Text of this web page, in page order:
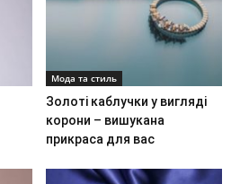
Мода та стиль
Золоті каблучки у вигляді
корони – вишукана
прикраса для вас